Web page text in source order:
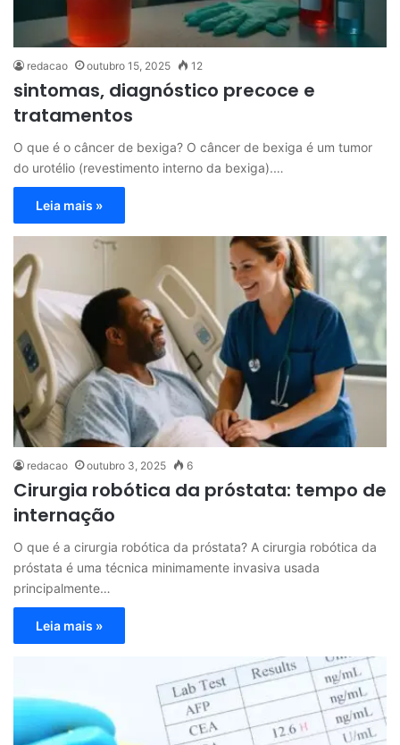
redacao outubro 15, 2025 12
sintomas, diagnóstico precoce e
tratamentos
O que é o câncer de bexiga? O câncer de bexiga é um tumor
do urotélio (revestimento interno da bexiga).…
Leia mais »
redacao outubro 3, 2025 6
Cirurgia robótica da próstata: tempo de
internação
O que é a cirurgia robótica da próstata? A cirurgia robótica da
próstata é uma técnica minimamente invasiva usada
principalmente…
Leia mais »